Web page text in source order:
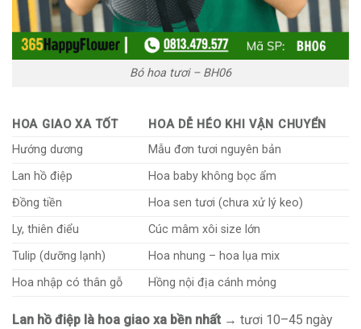
Bó hoa tươi – BH06
HOA GIAO XA TỐT
HOA DỄ HÉO KHI VẬN CHUYỂN
Hướng dương
Mẫu đơn tươi nguyên bản
Lan hồ điệp
Hoa baby không bọc ẩm
Đồng tiền
Hoa sen tươi (chưa xử lý keo)
Ly, thiên điểu
Cúc mâm xôi size lớn
Tulip (dưỡng lạnh)
Hoa nhung – hoa lụa mix
Hoa nhập có thân gỗ
Hồng nội địa cánh mỏng
Lan hồ điệp là hoa giao xa bền nhất → tươi 10–45 ngày